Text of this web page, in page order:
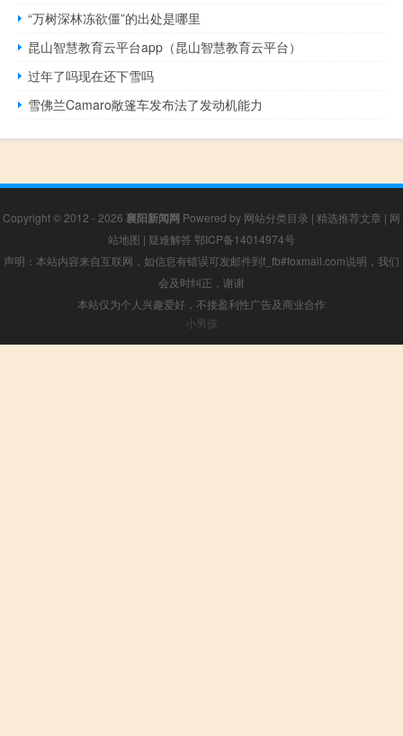
“万树深林冻欲僵”的出处是哪里
昆山智慧教育云平台app（昆山智慧教育云平台）
过年了吗现在还下雪吗
雪佛兰Camaro敞篷车发布法了发动机能力
Copyright © 2012 - 2026 襄阳新闻网 Powered by 网站分类目录 | 精选推荐文章 | 网
站地图 | 疑难解答 鄂ICP备14014974号
声明：本站内容来自互联网，如信息有错误可发邮件到f_fb#foxmail.com说明，我们
会及时纠正，谢谢
本站仅为个人兴趣爱好，不接盈利性广告及商业合作
小男孩